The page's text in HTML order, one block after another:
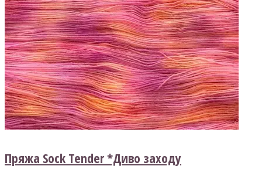
Пряжа Sock Tender *Диво заходу